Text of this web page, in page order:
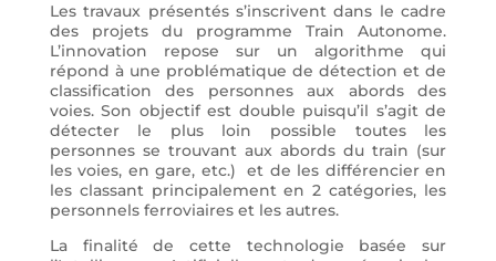
Les travaux présentés s’inscrivent dans le cadre
des projets du programme Train Autonome.
L’innovation repose sur un algorithme qui
répond à une problématique de détection et de
classification des personnes aux abords des
voies. Son objectif est double puisqu’il s’agit de
détecter le plus loin possible toutes les
personnes se trouvant aux abords du train (sur
les voies, en gare, etc.) et de les différencier en
les classant principalement en 2 catégories, les
personnels ferroviaires et les autres.
La finalité de cette technologie basée sur